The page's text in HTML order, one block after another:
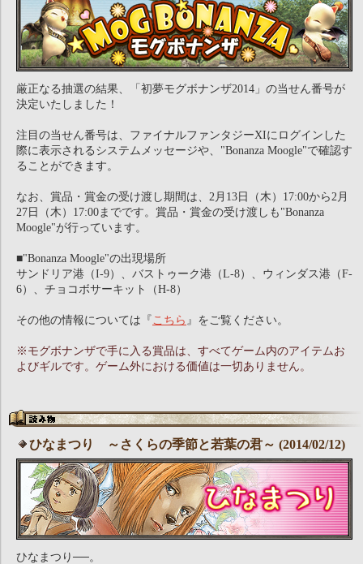
厳正なる抽選の結果、「初夢モグボナンザ2014」の当せん番号が
決定いたしました！
注目の当せん番号は、ファイナルファンタジーXIにログインした
際に表示されるシステムメッセージや、"Bonanza Moogle"で確認す
ることができます。
なお、賞品・賞金の受け渡し期間は、2月13日（木）17:00から2月
27日（木）17:00までです。賞品・賞金の受け渡しも"Bonanza
Moogle"が行っています。
■"Bonanza Moogle"の出現場所
サンドリア港（I-9）、バストゥーク港（L-8）、ウィンダス港（F-
6）、チョコボサーキット（H-8）
その他の情報については『 こちら 』をご覧ください。
※モグボナンザで手に入る賞品は、すべてゲーム内のアイテムお
よびギルです。ゲーム外における価値は一切ありません。
ひなまつり ～さくらの季節と若葉の君～ (2014/02/12)
ひなまつり──。